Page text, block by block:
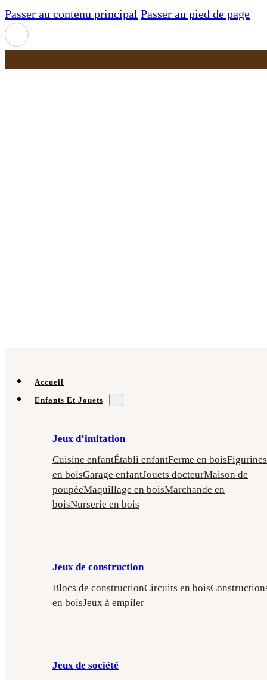
Passer au contenu principal Passer au pied de page
Accueil
Enfants Et Jouets
Jeux d’imitation
Cuisine enfantÉtabli enfantFerme en boisFigurines
en boisGarage enfantJouets docteurMaison de
poupéeMaquillage en boisMarchande en
boisNurserie en bois
Jeux de construction
Blocs de constructionCircuits en bois
en boisJeux à empiler
Jeux de société